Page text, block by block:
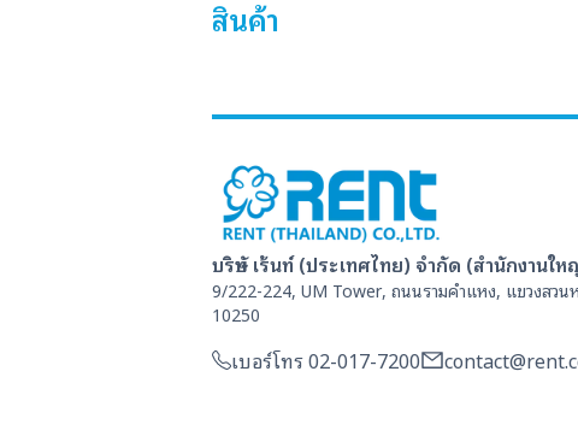
สินค้า
บริษัท เร้นท์ (ประเทศไทย) จำกัด (สำนักงานใ
9/222-224, UM Tower, ถนนรามคำแหง, แขวงสวน
10250
เบอร์โทร 02-017-7200